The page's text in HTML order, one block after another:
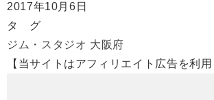
2017年10月6日
タ グ
ジム・スタジオ 大阪府
【当サイトはアフィリエイト広告を利用